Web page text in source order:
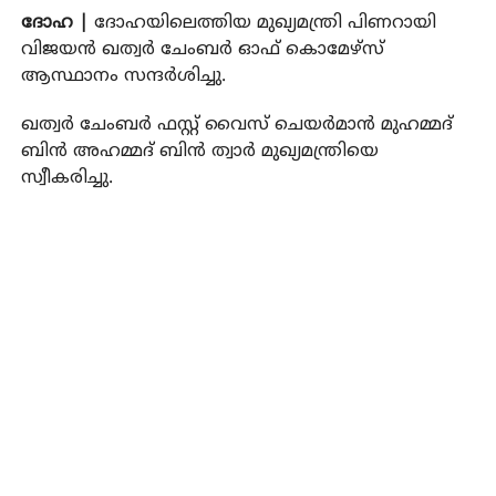
ദോഹ |
ദോഹയിലെത്തിയ മുഖ്യമന്ത്രി പിണറായി
വിജയന്‍ ഖത്വര്‍ ചേംബര്‍ ഓഫ് കൊമേഴ്‌സ്
ആസ്ഥാനം സന്ദര്‍ശിച്ചു.
ഖത്വര്‍ ചേംബര്‍ ഫസ്റ്റ് വൈസ് ചെയര്‍മാന്‍ മുഹമ്മദ്
ബിന്‍ അഹമ്മദ് ബിന്‍ ത്വാര്‍ മുഖ്യമന്ത്രിയെ
സ്വീകരിച്ചു.